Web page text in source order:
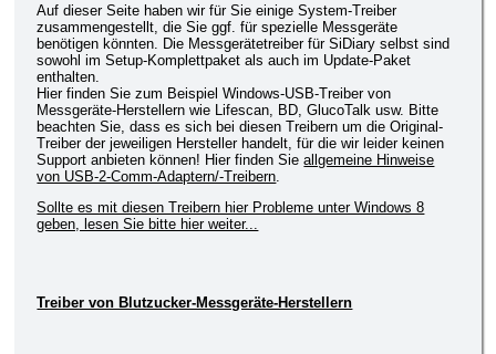
Auf dieser Seite haben wir für Sie einige System-Treiber
zusammengestellt, die Sie ggf. für spezielle Messgeräte
benötigen könnten. Die Messgerätetreiber für SiDiary selbst sind
sowohl im Setup-Komplettpaket als auch im Update-Paket
enthalten.
Hier finden Sie zum Beispiel Windows-USB-Treiber von
Messgeräte-Herstellern wie Lifescan, BD, GlucoTalk usw. Bitte
beachten Sie, dass es sich bei diesen Treibern um die Original-
Treiber der jeweiligen Hersteller handelt, für die wir leider keinen
Support anbieten können! Hier finden Sieallgemeine Hinweise
von USB-2-Comm-Adaptern/-Treibern
Sollte es mit diesen Treibern hier Probleme unter Windows 8
geben, lesen Sie bitte hier weiter...
Treiber von Blutzucker-Messgeräte-Herstellern